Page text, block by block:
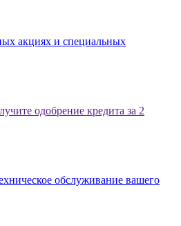
акциях и специальных
одобрение кредита за 2
обслуживание вашего